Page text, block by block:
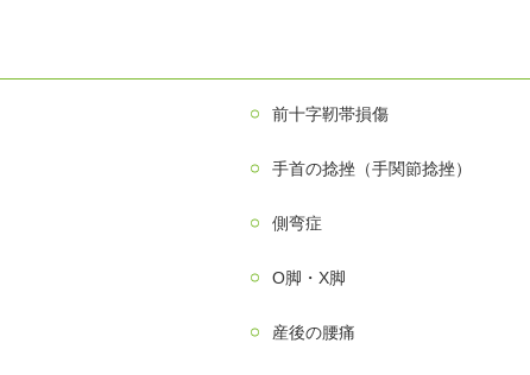
前十字靭帯損傷
手首の捻挫（手関節捻挫）
側弯症
О脚・X脚
産後の腰痛